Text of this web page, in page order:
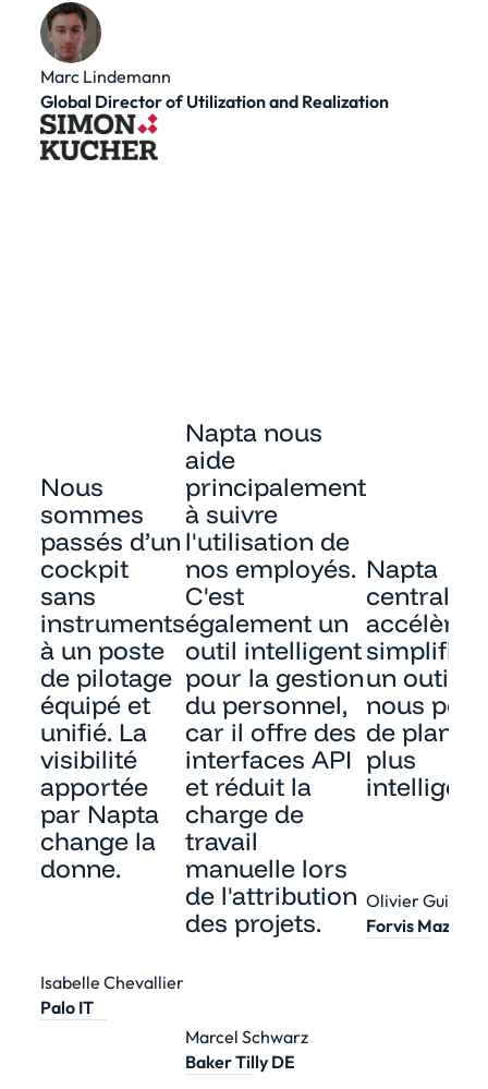
Marc Lindemann
Global Director of Utilization and Realization
Nous
sommes
passés d’un
cockpit
sans
instruments
à un poste
de pilotage
équipé et
unifié. La
visibilité
apportée
par Napta
change la
donne.
Isabelle Chevallier
Palo IT
Napta nous
aide
principalement
à suivre
l'utilisation de
nos employés.
C'est
également un
outil intelligent
pour la gestion
du personnel,
car il offre des
interfaces API
et réduit la
charge de
travail
manuelle lors
de l'attribution
des projets.
Marcel Schwarz
Baker Tilly DE
Napta
centralise,
accélère
simplifie.
un outil
nous
de
plus
Olivier Guilbert
Forvis Mazars